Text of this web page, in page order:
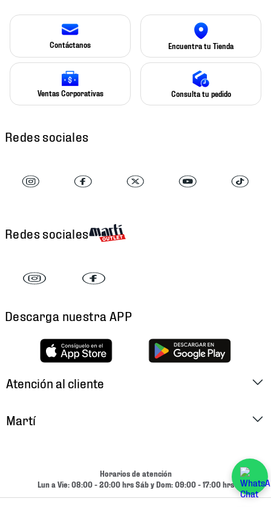
Contáctanos Encuentra tu Tienda
Ventas Corporativas Consulta tu pedido
Redes sociales
Redes sociales
Descarga nuestra APP
Atención al cliente
Cambios y Devoluciones
Martí
Horarios de atención
Lun a Vie: 08:00 - 20:00 hrs Sáb y Dom: 09:00 - 17:00 hrs